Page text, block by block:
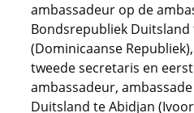
ambassadeur op de
Bondsrepubliek
(Dominicaanse
tweede secretaris en
ambassadeur,
Duitsland te Abidjan